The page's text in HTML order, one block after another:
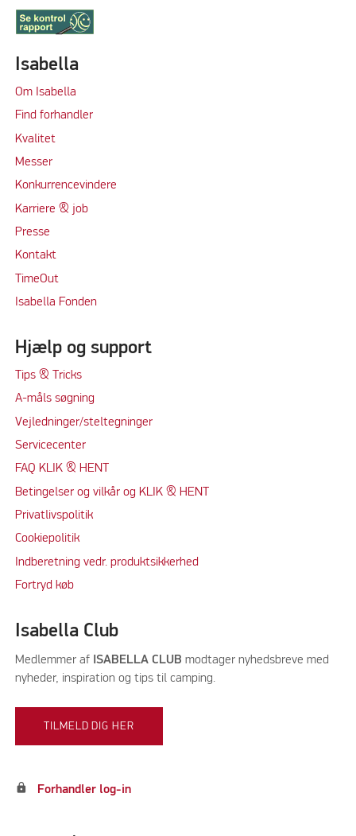
Isabella
Om Isabella
Find forhandler
Kvalitet
Messer
Konkurrencevindere
Karriere & job
Presse
Kontakt
TimeOut
Isabella Fonden
Hjælp og support
Tips & Tricks
A-måls søgning
Vejledninger/steltegninger
Servicecenter
FAQ KLIK & HENT
Betingelser og vilkår og KLIK & HENT
Privatlivspolitik
Cookiepolitik
Indberetning vedr. produktsikkerhed
Fortryd køb
Isabella Club
Medlemmer afISABELLA CLUB modtager nyhedsbreve med
nyheder, inspiration og tips til camping.
TILMELD DIG HER
lock Forhandler log-in